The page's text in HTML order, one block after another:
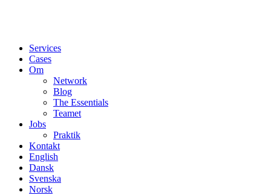
Services
Cases
Om
Network
Blog
The Essentials
Teamet
Jobs
Praktik
Kontakt
English
Dansk
Svenska
Norsk